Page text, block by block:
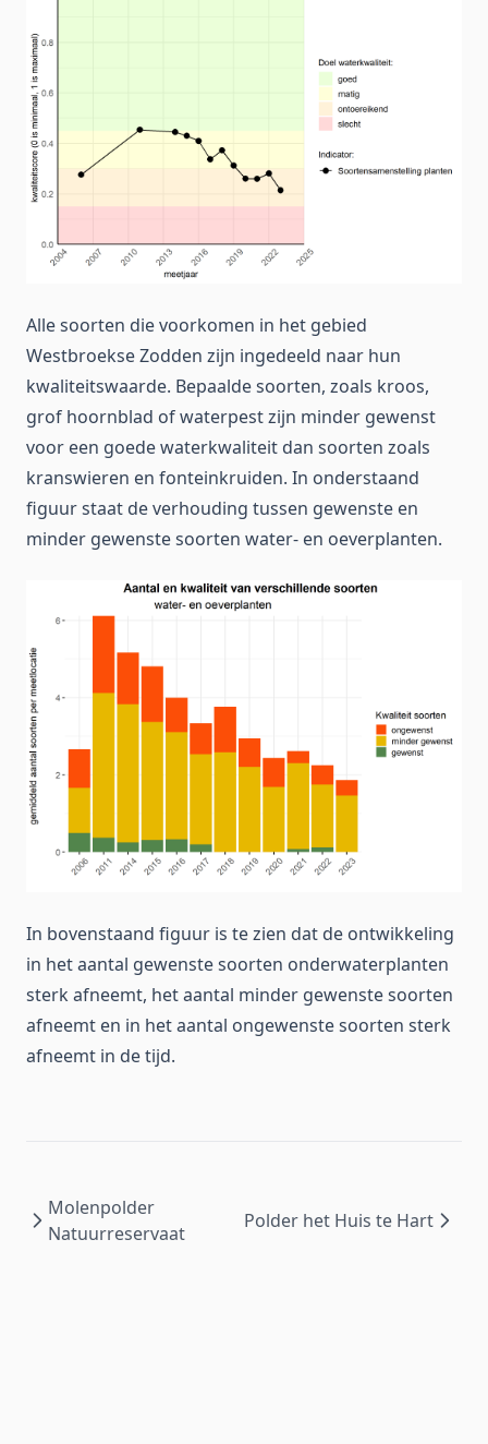
Alle soorten die voorkomen in het gebied
Westbroekse Zodden zijn ingedeeld naar hun
kwaliteitswaarde. Bepaalde soorten, zoals kroos,
grof hoornblad of waterpest zijn minder gewenst
voor een goede waterkwaliteit dan soorten zoals
kranswieren en fonteinkruiden. In onderstaand
figuur staat de verhouding tussen gewenste en
minder gewenste soorten water- en oeverplanten.
In bovenstaand figuur is te zien dat de ontwikkeling
in het aantal gewenste soorten onderwaterplanten
sterk afneemt, het aantal minder gewenste soorten
afneemt en in het aantal ongewenste soorten sterk
afneemt in de tijd.
Molenpolder
Natuurreservaat
Polder het Huis te Hart